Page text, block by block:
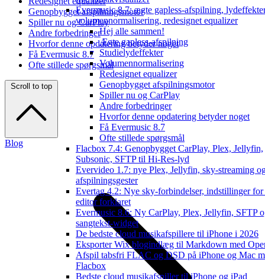
Evermusic 8.7: ægte gapless-afspilning,
volumennormalisering, redesignet equalizer
Hej alle sammen!
Ægte gapless-afspilning
Studielydeffekter
Volumennormalisering
Redesignet equalizer
Genopbygget afspilningsmotor
Spiller nu og CarPlay
Andre forbedringer
Hvorfor denne opdatering betyder noget
Få Evermusic 8.7
Ofte stillede spørgsmål
Flacbox 7.4: Genopbygget CarPlay, Plex, Jellyfin,
Subsonic, SFTP til Hi-Res-lyd
Evervideo 1.7: nye Plex, Jellyfin, sky-streaming
afspilningsgester
Evertag 4.2: Nye sky-forbindelser, indstillinger for
editor forklaret
Evermusic 8.6: Ny CarPlay, Plex, Jellyfin, SFTP
sangtekst-widget
De bedste cloud musikafspillere til iPhone i 2026
Eksporter Wix blogindlæg til Markdown med
Afspil tabsfri FLAC og DSD på iPhone og Mac
Flacbox
Bedste cloud musikafspiller til iPhone og iPad
Genopbygget afspilningsmotor
Spiller nu og CarPlay
Andre forbedringer
Hvorfor denne opdatering betyder noget
Få Evermusic 8.7
Ofte stillede spørgsmål
Scroll to top
Blog